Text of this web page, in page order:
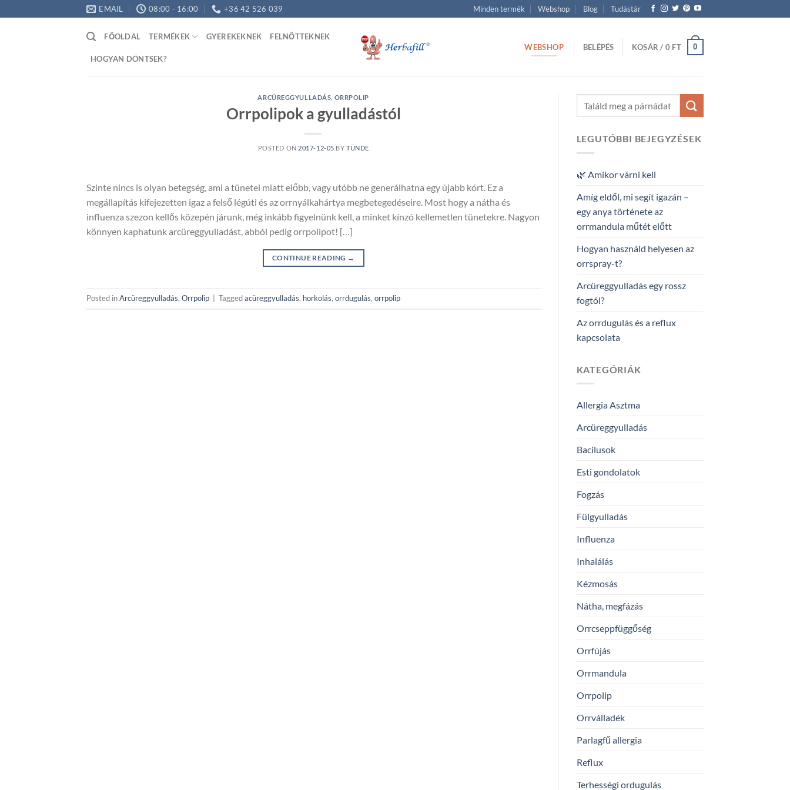
to
EMAIL 08:00 - 16:00 +36 42 526 039 Minden termék Webshop Blog Tudástár
FŐOLDAL TERMÉKEK GYEREKEKNEK FELNŐTTEKNEK
HOGYAN DÖNTSEK?
WEBSHOP BELÉPÉS KOSÁR / 0 FT 0
ARCÜREGGYULLADÁS ORRPOLIP
Orrpolipok a gyulladástól
POSTED ON 2017-12-05 BYTÜNDE
Szinte nincs is olyan betegség, ami a tünetei miatt előbb, vagy utóbb ne generálhatna egy újabb kórt. Ez a
megállapítás kifejezetten igaz a felső légúti és az orrnyálkahártya megbetegedéseire. Most hogy a nátha és
influenza szezon kellős közepén járunk, még inkább figyelnünk kell, a minket kínzó kellemetlen tünetekre. Nagyon
könnyen kaphatunk arcüreggyulladást, abból pedig orrpolipot! […]
CONTINUE READING →
Posted inArcüreggyulladás, Orrpolip Taggedacüreggyulladás, horkolás, orrdugulás, orrpolip
LEGUTÓBBI BEJEGYZÉSEK
🌿 Amikor várni kell
Amíg eldől, mi segít igazán –
egy anya története az
orrmandula műtét előtt
Hogyan használd helyesen az
orrspray-t?
Arcüreggyulladás egy rossz
fogtól?
Az orrdugulás és a reflux
kapcsolata
KATEGÓRIÁK
Allergia Asztma
Arcüreggyulladás
Bacilusok
Esti gondolatok
Fogzás
Fülgyulladás
Influenza
Inhalálás
Kézmosás
Nátha, megfázás
Orrcseppfüggőség
Orrfújás
Orrmandula
Orrpolip
Orrválladék
Parlagfű allergia
Reflux
Terhességi ordugulás